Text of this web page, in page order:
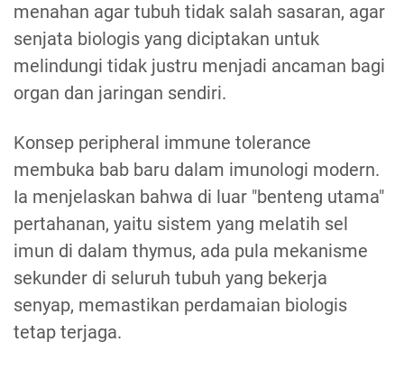
menahan agar tubuh tidak salah sasaran, agar
senjata biologis yang diciptakan untuk
melindungi tidak justru menjadi ancaman bagi
organ dan jaringan sendiri.
Konsep peripheral immune tolerance
membuka bab baru dalam imunologi modern.
Ia menjelaskan bahwa di luar "benteng utama"
pertahanan, yaitu sistem yang melatih sel
imun di dalam thymus, ada pula mekanisme
sekunder di seluruh tubuh yang bekerja
senyap, memastikan perdamaian biologis
tetap terjaga.